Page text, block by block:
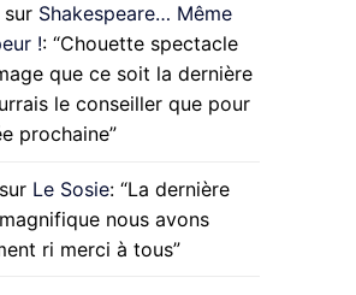
sur Shakespeare… Même
!: “Chouette spectacle
que ce soit la dernière
le conseiller que pour
prochaine”
sur Le Sosie: “La dernière
nous avons
ri merci à tous”